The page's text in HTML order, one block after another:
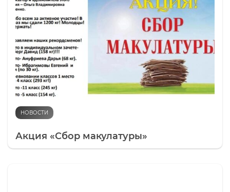
НОВОСТИ
Акция «Сбор макулатуры»